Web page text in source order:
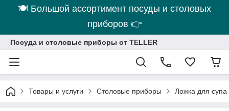
🍽 Большой ассортимент посуды и столовых
приборов 👉
Посуда и столовые приборы от TELLER
Товары и услуги Столовые приборы Ложка для супа